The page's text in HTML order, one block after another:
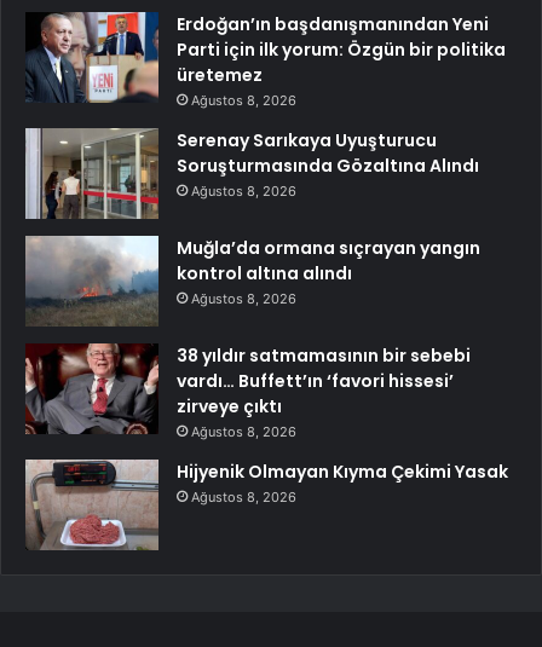
Erdoğan’ın başdanışmanından Yeni
Parti için ilk yorum: Özgün bir politika
üretemez
Ağustos 8, 2026
Serenay Sarıkaya Uyuşturucu
Soruşturmasında Gözaltına Alındı
Ağustos 8, 2026
Muğla’da ormana sıçrayan yangın
kontrol altına alındı
Ağustos 8, 2026
38 yıldır satmamasının bir sebebi
vardı… Buffett’ın ‘favori hissesi’
zirveye çıktı
Ağustos 8, 2026
Hijyenik Olmayan Kıyma Çekimi Yasak
Ağustos 8, 2026